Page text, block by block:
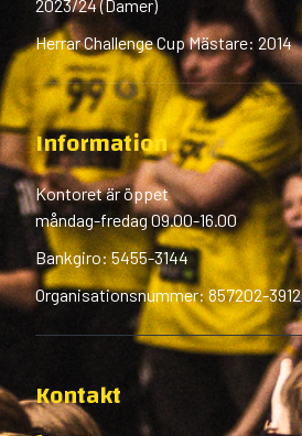
2023/24 (Damer)
Herrar Challenge Cup Mästare: 2014
Information
Kontoret är öppet
måndag-fredag 09.00-16.00
Bankgiro: 5455-3144
Organisationsnummer: 857202-3912
Kontakt